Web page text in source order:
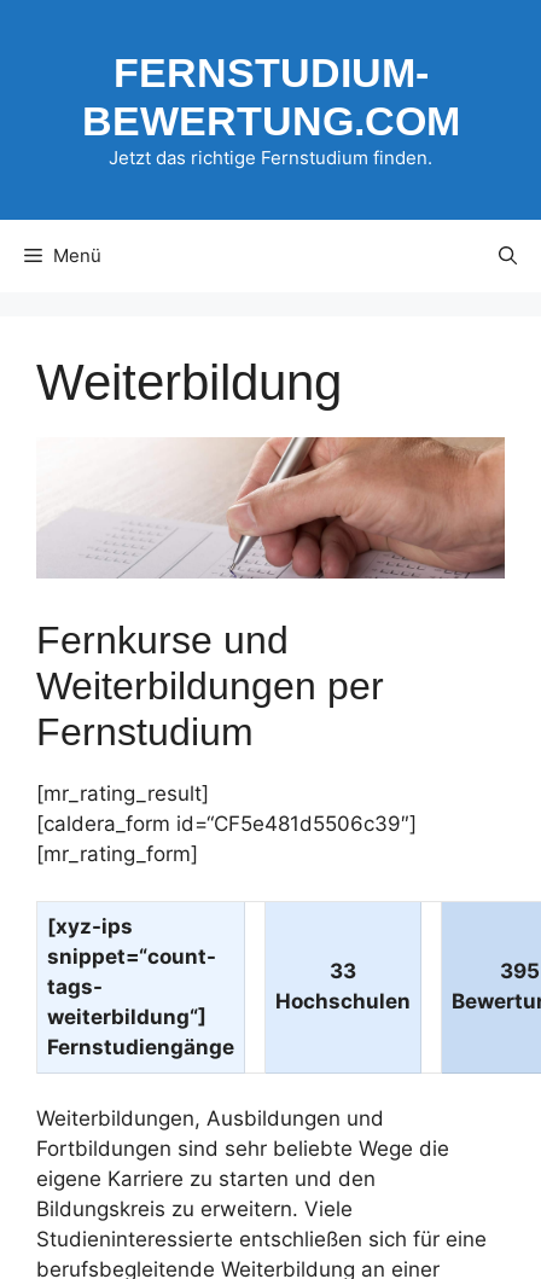
FERNSTUDIUM-
BEWERTUNG.COM
Jetzt das richtige Fernstudium finden.
Menü
Weiterbildung
Fernkurse und
Weiterbildungen per
Fernstudium
[mr_rating_result]
[caldera_form id=“CF5e481d5506c39″]
[mr_rating_form]
[xyz-ips
snippet=“count-
tags-
weiterbildung“]
Fernstudiengänge
33
Hochschulen
395
Weiterbildungen, Ausbildungen und
Fortbildungen sind sehr beliebte Wege die
eigene Karriere zu starten und den
Bildungskreis zu erweitern. Viele
Studieninteressierte entschließen sich für eine
berufsbegleitende Weiterbildung an einer